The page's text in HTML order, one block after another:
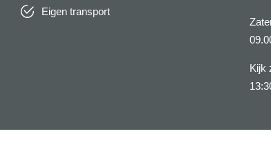
Eigen transport
Kijk